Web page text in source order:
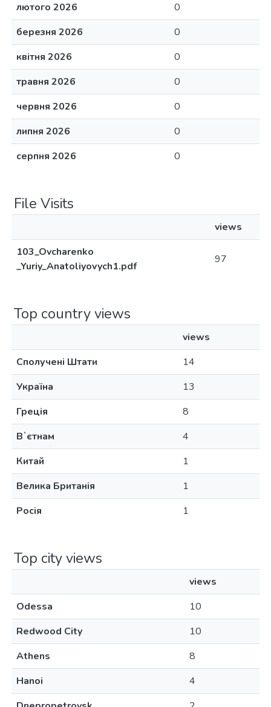
лютого 2026
0
березня 2026
0
квітня 2026
0
травня 2026
0
червня 2026
0
липня 2026
0
серпня 2026
0
File Visits
views
103_Ovcharenko
_Yuriy_Anatoliyovych1.pdf
97
Top country views
views
Сполучені Штати
14
Україна
13
Греція
8
Вʼєтнам
4
Китай
1
Велика Британія
1
Росія
1
Top city views
views
Odessa
10
Redwood City
10
Athens
8
Hanoi
4